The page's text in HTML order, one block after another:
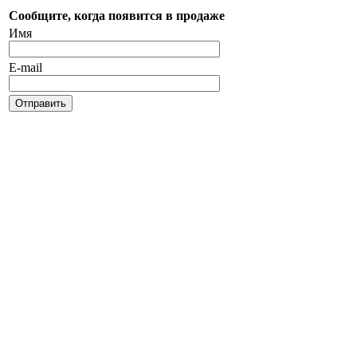
Сообщите, когда появится в продаже
Имя
E-mail